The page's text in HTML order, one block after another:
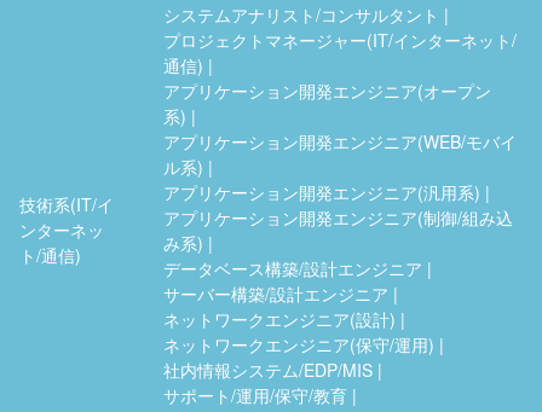
技術系(IT/イ
ンターネッ
ト/通信)
システムアナリスト/コンサルタント
プロジェクトマネージャー(IT/インターネット/
通信)
アプリケーション開発エンジニア(オープン
系)
アプリケーション開発エンジニア(WEB/モバイ
ル系)
アプリケーション開発エンジニア(汎用系)
アプリケーション開発エンジニア(制御/組み込
み系)
データベース構築/設計エンジニア
サーバー構築/設計エンジニア
ネットワークエンジニア(設計)
ネットワークエンジニア(保守/運用)
社内情報システム/EDP/MIS
サポート/運用/保守/教育